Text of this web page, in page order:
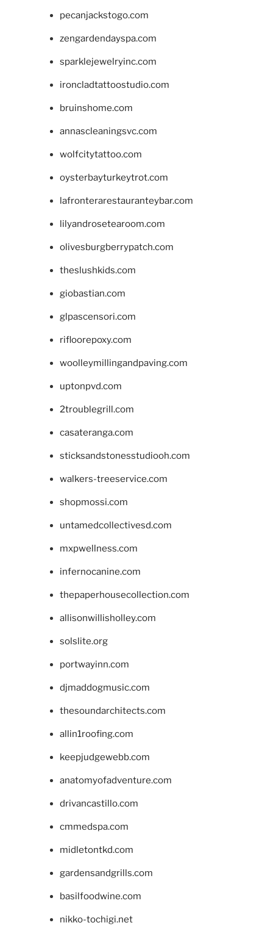
pecanjackstogo.com
zengardendayspa.com
sparklejewelryinc.com
ironcladtattoostudio.com
bruinshome.com
annascleaningsvc.com
wolfcitytattoo.com
oysterbayturkeytrot.com
lafronterarestauranteybar.com
lilyandrosetearoom.com
olivesburgberrypatch.com
theslushkids.com
giobastian.com
glpascensori.com
rifloorepoxy.com
woolleymillingandpaving.com
uptonpvd.com
2troublegrill.com
casateranga.com
sticksandstonesstudiooh.com
walkers-treeservice.com
shopmossi.com
untamedcollectivesd.com
mxpwellness.com
infernocanine.com
thepaperhousecollection.com
allisonwillisholley.com
solslite.org
portwayinn.com
djmaddogmusic.com
thesoundarchitects.com
allin1roofing.com
keepjudgewebb.com
anatomyofadventure.com
drivancastillo.com
cmmedspa.com
midletontkd.com
gardensandgrills.com
basilfoodwine.com
nikko-tochigi.net